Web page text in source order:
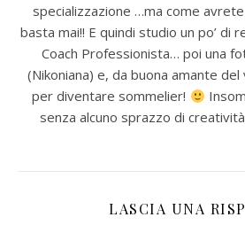
specializzazione …ma come
basta mai!! E quindi studio un po’ di
Coach Professionista… poi una
(Nikoniana) e, da buona amante
per diventare sommelier!
senza alcuno sprazzo di
LASCIA UNA